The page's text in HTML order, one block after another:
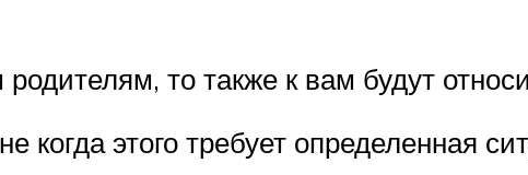
то также к вам будут
этого требует определенная